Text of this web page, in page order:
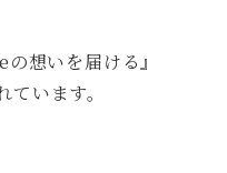
想いを届ける』
います。